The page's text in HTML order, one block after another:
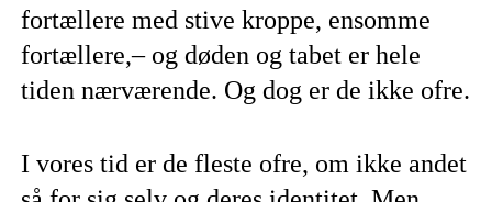
fortællere med stive kroppe, ensomme
fortællere,– og døden og tabet er hele
tiden nærværende. Og dog er de ikke ofre.
I vores tid er de fleste ofre, om ikke andet